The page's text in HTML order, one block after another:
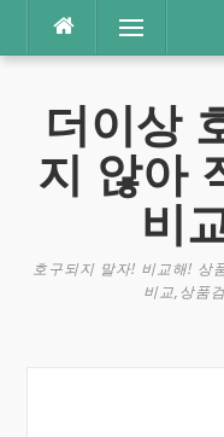
츠
메뉴
더이상
지 않아
비
호구되지 말자! 비교해! 상
비교,상품